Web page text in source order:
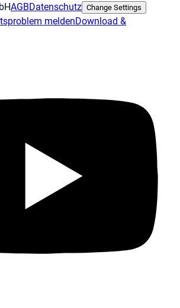
AGBDatenschutz Change Settings
meldenDownload &